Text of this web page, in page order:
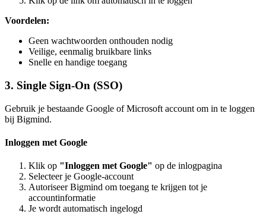
Voordelen:
Geen wachtwoorden onthouden nodig
Veilige, eenmalig bruikbare links
Snelle en handige toegang
3. Single Sign-On (SSO)
Gebruik je bestaande Google of Microsoft account om in te loggen
bij Bigmind.
Inloggen met Google
Klik op "Inloggen met Google" op de inlogpagina
Selecteer je Google-account
Autoriseer Bigmind om toegang te krijgen tot je
accountinformatie
Je wordt automatisch ingelogd